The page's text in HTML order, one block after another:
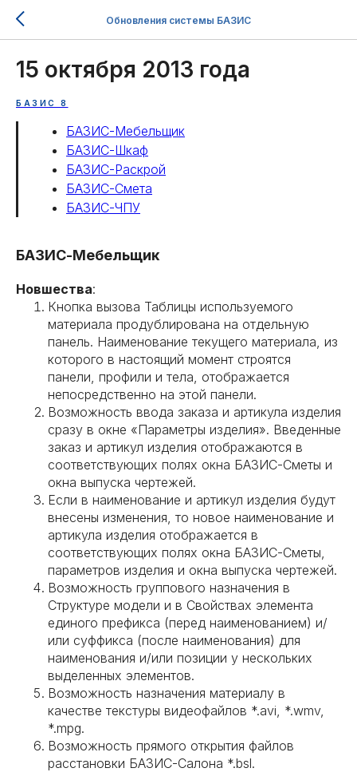
Обновления системы БАЗИС
15 октября 2013 года
БАЗИС 8
БАЗИС-Мебельщик
БАЗИС-Шкаф
БАЗИС-Раскрой
БАЗИС-Смета
БАЗИС-ЧПУ
БАЗИС-Мебельщик
Новшества:
Кнопка вызова Таблицы используемого
материала продублирована на отдельную
панель. Наименование текущего материала, из
которого в настоящий момент строятся
панели, профили и тела, отображается
непосредственно на этой панели.
Возможность ввода заказа и артикула изделия
сразу в окне «Параметры изделия». Введенные
заказ и артикул изделия отображаются в
соответствующих полях окна БАЗИС-Сметы и
окна выпуска чертежей.
Если в наименование и артикул изделия будут
внесены изменения, то новое наименование и
артикула изделия отображается в
соответствующих полях окна БАЗИС-Сметы,
параметров изделия и окна выпуска чертежей.
Возможность группового назначения в
Структуре модели и в Свойствах элемента
единого префикса (перед наименованием) и/
или суффикса (после наименования) для
наименования и/или позиции у нескольких
выделенных элементов.
Возможность назначения материалу в
качестве текстуры видеофайлов *.avi, *.wmv,
*.mpg.
Возможность прямого открытия файлов
расстановки БАЗИС-Салона *.bsl.